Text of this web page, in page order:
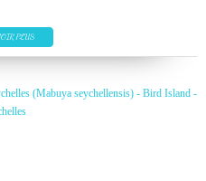
PLUS
(Mabuya seychellensis) - Bird Island -